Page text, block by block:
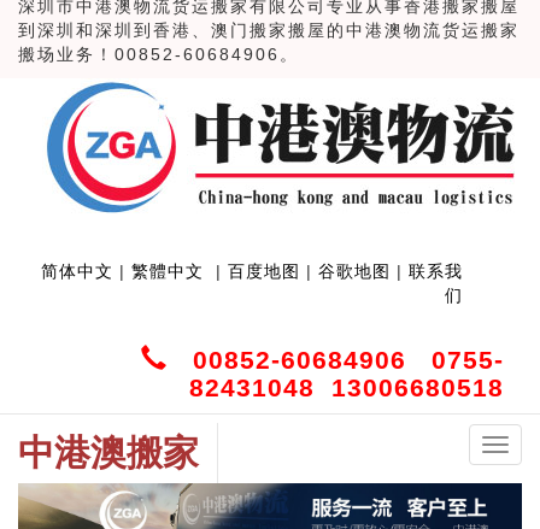
深圳市中港澳物流货运搬家有限公司专业从事香港搬家搬屋
到深圳和深圳到香港、澳门搬家搬屋的中港澳物流货运搬家
搬场业务！00852-60684906。
简体中文 | 繁體中文 | 百度地图 | 谷歌地图 | 联系我
们
00852-60684906 0755-
82431048 13006680518
中
港
中港澳搬家